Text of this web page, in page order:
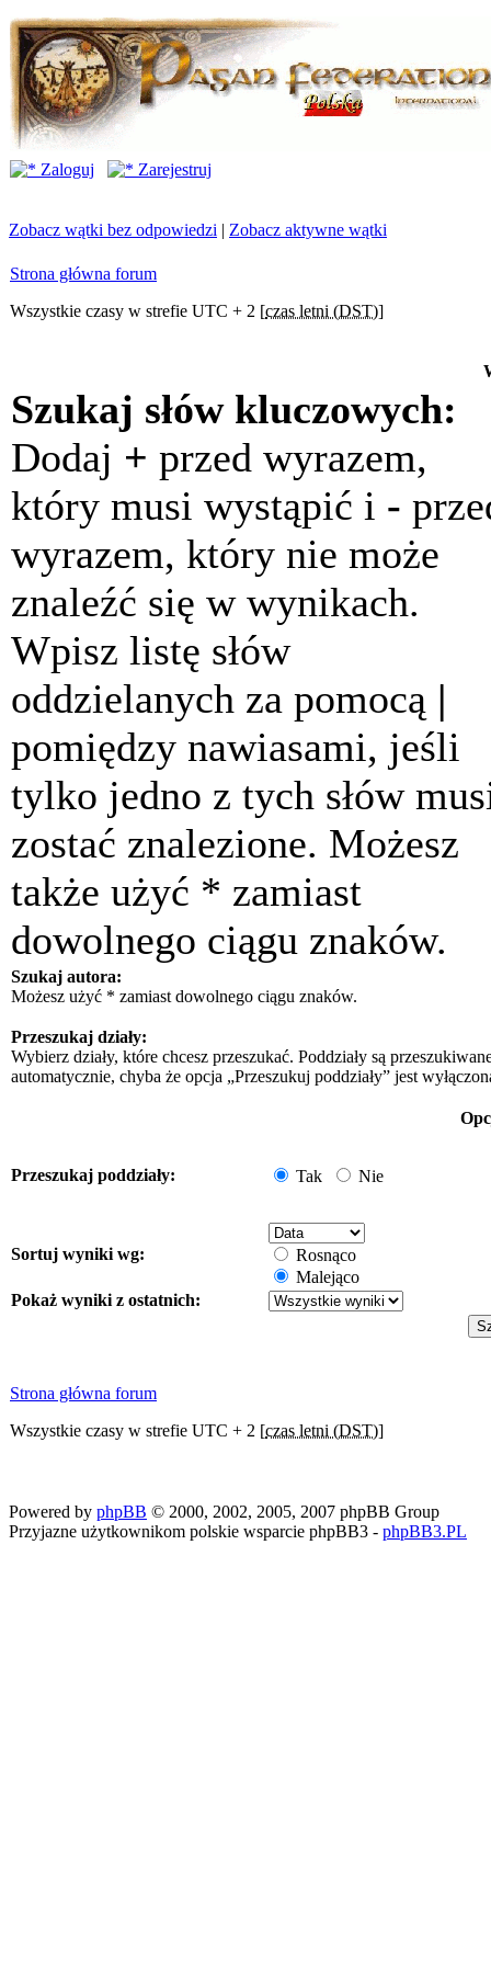
Zaloguj Zarejestruj
Zobacz wątki bez odpowiedzi | Zobacz aktywne wątki
Strona główna forum
Wszystkie czasy w strefie UTC + 2 [czas letni (DST)]
Szukaj słów kluczowych:
Dodaj + przed wyrazem,
który musi wystąpić i -
wyrazem, który nie może
znaleźć się w wynikach.
Wpisz listę słów
oddzielanych za pomocą |
pomiędzy nawiasami, jeśli
tylko jedno z tych słów
zostać znalezione. Możesz
także użyć * zamiast
dowolnego ciągu znaków.
Szukaj autora:
Możesz użyć * zamiast dowolnego ciągu znaków.
Przeszukaj działy:
Wybierz działy, które chcesz przeszukać. Poddziały są
automatycznie, chyba że opcja „Przeszukuj poddziały” jest
Przeszukaj poddziały: Tak Nie
Sortuj wyniki wg:
Rosnąco
Malejąco
Pokaż wyniki z ostatnich:
Strona główna forum
Wszystkie czasy w strefie UTC + 2 [czas letni (DST)]
Powered by phpBB © 2000, 2002, 2005, 2007 phpBB Group
Przyjazne użytkownikom polskie wsparcie phpBB3 - phpBB3.PL